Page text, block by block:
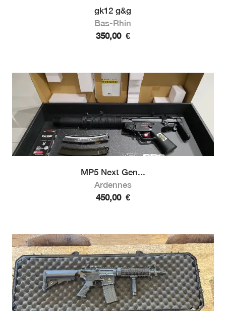
gk12 g&g
Bas-Rhin
350,00 €
MP5 Next Gen...
Ardennes
450,00 €